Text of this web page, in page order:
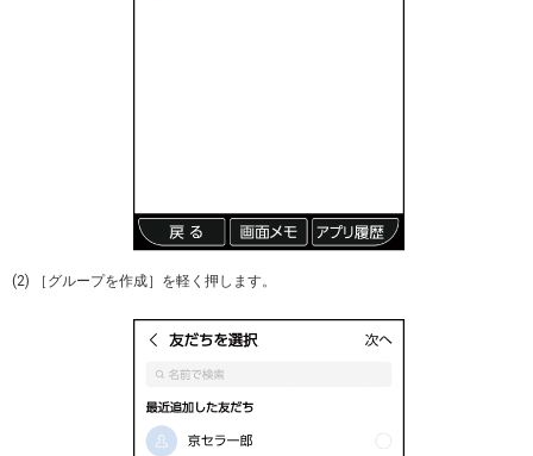
(2) ［グループを作成］を軽く押します。